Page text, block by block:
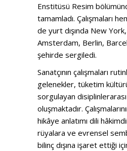
Enstitüsü Resim
tamamladı. Çalışmaları
de yurt dışında New
Amsterdam, Berlin,
şehirde sergiledi.
Sanatçının çalışmaları
gelenekler, tüketim
sorgulayan
oluşmaktadır.
hikâye anlatımı dili
rüyalara ve evrensel
bilinç dışına işaret ettiği